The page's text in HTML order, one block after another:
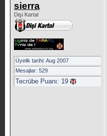
sierra
Dişi Kartal
Üyelik tarihi: Aug 2007
Mesajlar: 529
Tecrübe Puanı: 19